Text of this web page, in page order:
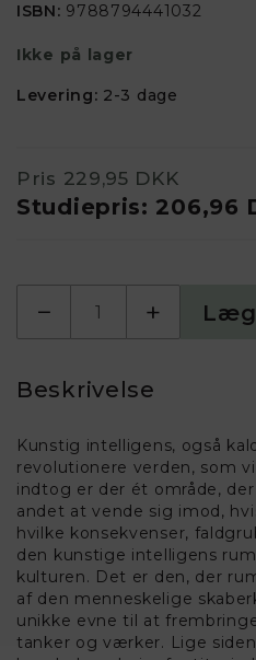
ISBN: 9788794441032
Ikke på lager
Levering: 2-3 dage
Pris 229,95 DKK
Studiepris: 206,96
− +
Beskrivelse
Kunstig intelligens, også
revolutionere verden, som
indtog er der ét område,
andet at vende sig imod,
hvilke konsekvenser,
den kunstige intelligens
kulturen. Det er den, der
af den menneskelige
unikke evne til at
tanker og værker. Lige